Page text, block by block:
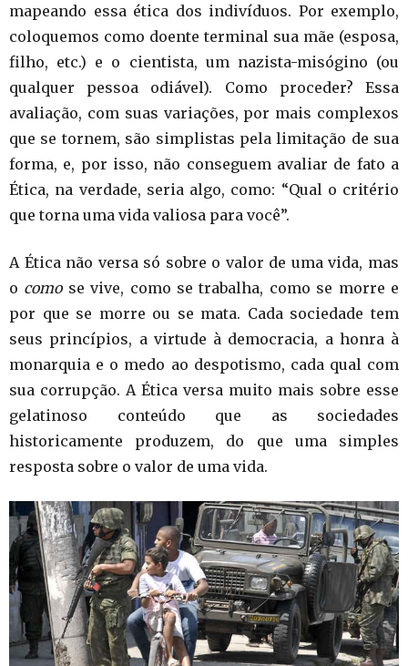
mapeando essa ética dos indivíduos. Por exemplo,
coloquemos como doente terminal sua mãe (esposa,
filho, etc.) e o cientista, um nazista-misógino (ou
qualquer pessoa odiável). Como proceder? Essa
avaliação, com suas variações, por mais complexos
que se tornem, são simplistas pela limitação de sua
forma, e, por isso, não conseguem avaliar de fato a
Ética, na verdade, seria algo, como: “Qual o critério
que torna uma vida valiosa para você”.
A Ética não versa só sobre o valor de uma vida, mas
o comose vive, como se trabalha, como se morre e
por que se morre ou se mata. Cada sociedade tem
seus princípios, a virtude à democracia, a honra à
monarquia e o medo ao despotismo, cada qual com
sua corrupção. A Ética versa muito mais sobre esse
gelatinoso conteúdo que as sociedades
historicamente produzem, do que uma simples
resposta sobre o valor de uma vida.